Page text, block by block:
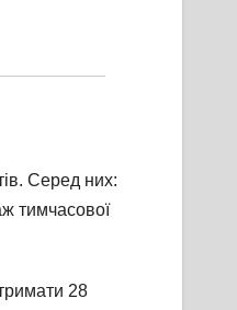
Серед них:
тимчасової
28